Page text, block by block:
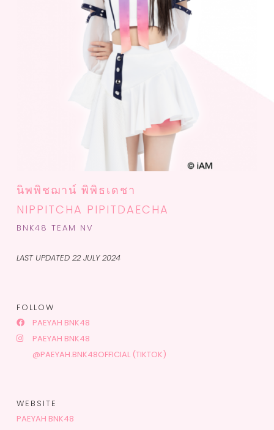
นิพพิชฌาน์ พิพิธเดชา
NIPPITCHA PIPITDAECHA
BNK48 TEAM NV
LAST UPDATED 22 JULY 2024
FOLLOW
PAEYAH BNK48
PAEYAH BNK48
@PAEYAH.BNK48OFFICIAL (TIKTOK)
WEBSITE
PAEYAH BNK48